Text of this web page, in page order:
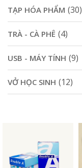
TẠP HÓA PHẨM (30)
TRÀ - CÀ PHÊ (4)
USB - MÁY TÍNH (9)
VỞ HỌC SINH (12)